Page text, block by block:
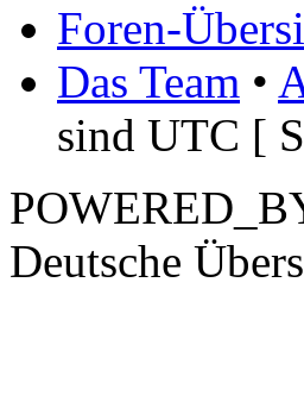
Foren-
Das Team •
sind UTC [
Deutsche